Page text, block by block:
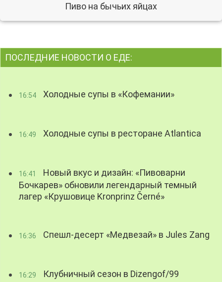
Пиво на бычьих яйцах
ПОСЛЕДНИЕ НОВОСТИ О ЕДЕ:
16:54 Холодные супы в «Кофемании»
16:49 Холодные супы в ресторане Atlantica
16:41
Новый вкус и дизайн: «Пивоварни
Бочкарев» обновили легендарный темный
лагер «Крушовице Kronprinz Černé»
16:36 Спешл-десерт «Медвезай» в Jules Zang
16:29 Клубничный сезон в Dizengof/99